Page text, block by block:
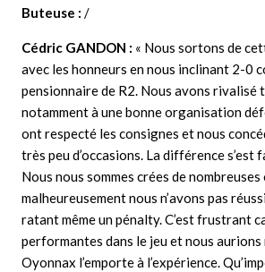
Buteuse : /
Cédric GANDON : « Nous sortons de
avec les honneurs en nous inclinant 2-0
pensionnaire de R2. Nous avons rivalisé
notamment à une bonne organisation
ont respecté les consignes et nous
très peu d’occasions. La différence s’est
Nous nous sommes crées de
malheureusement nous n’avons pas
ratant même un pénalty. C’est frustrant
performantes dans le jeu et nous aurions
Oyonnax l’emporte à l’expérience.